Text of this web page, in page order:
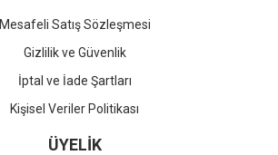
Mesafeli Satış Sözleşmesi
Gizlilik ve Güvenlik
İptal ve İade Şartları
Kişisel Veriler Politikası
ÜYELİK